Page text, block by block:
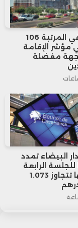
المغرب في المرتبة 106
مؤشر الإقامة
كوجهة مفضلة
البيضاء تمدد
الرابعة
ورسملتها تتجاوز 1.073